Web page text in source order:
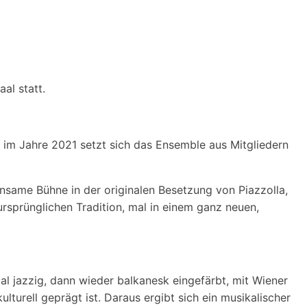
statt.
Jahre 2021 setzt sich das Ensemble aus Mitgliedern
Bühne in der originalen Besetzung von Piazzolla,
Tradition, mal in einem ganz neuen,
jazzig, dann wieder balkanesk eingefärbt, mit Wiener
geprägt ist. Daraus ergibt sich ein musikalischer